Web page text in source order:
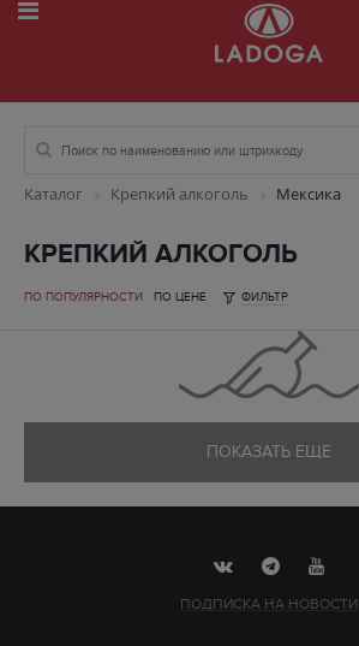
Каталог Крепкий алкоголь Мексика
КРЕПКИЙ АЛКОГОЛЬ
ПО ПОПУЛЯРНОСТИ ПО ЦЕНЕ ФИЛЬТР
ПОКАЗАТЬ ЕЩЕ
ПОДПИСКА НА НОВОСТИ